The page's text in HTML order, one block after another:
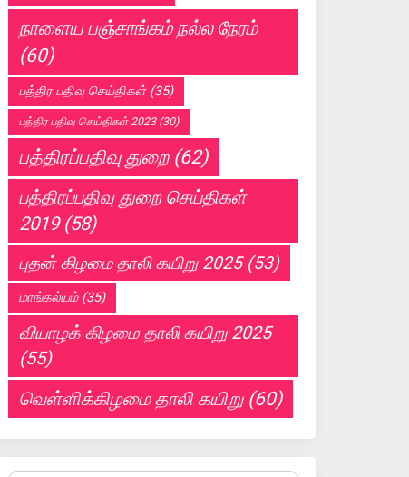
நாளைய பஞ்சாங்கம் நல்ல நேரம்
(60)
பத்திர பதிவு செய்திகள்(35)
பத்திர பதிவு செய்திகள் 2023(30)
பத்திரப்பதிவு துறை(62)
பத்திரப்பதிவு துறை செய்திகள்
2019(58)
புதன் கிழமை தாலி கயிறு 2025(53)
மாங்கல்யம்(35)
வியாழக் கிழமை தாலி கயிறு 2025
(55)
வெள்ளிக்கிழமை தாலி கயிறு(60)